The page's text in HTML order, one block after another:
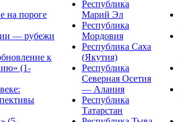
на пороге
— рубежи
к
(1-
Республика
Марий Эл
Республика
Мордовия
Республика Саха
(Якутия)
Республика
Северная Осетия
— Алания
Республика
Татарстан